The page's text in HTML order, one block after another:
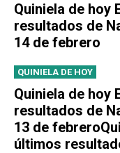
Quiniela de hoy
resultados de
14 de febrero
QUINIELA DE HOY
Quiniela de hoy
resultados de
13 de
últimos